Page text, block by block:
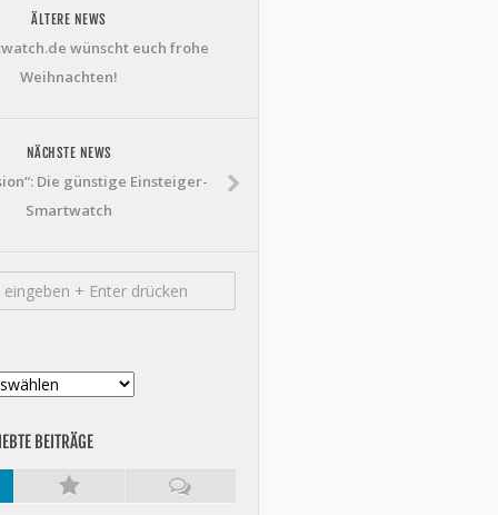
ÄLTERE NEWS
wünscht euch frohe
Weihnachten!
NÄCHSTE NEWS
Die günstige Einsteiger-
Smartwatch
BEITRÄGE